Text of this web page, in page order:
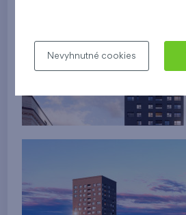
Nevyhnutné cookies